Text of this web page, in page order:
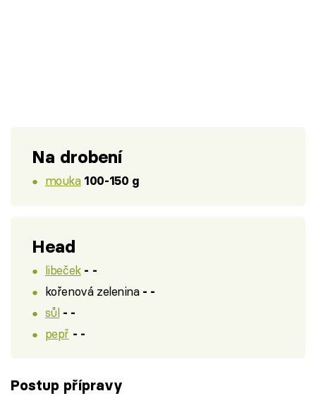
Na drobení
mouka 100-150 g
Head
libeček - -
kořenová zelenina - -
sůl - -
pepř - -
Postup přípravy